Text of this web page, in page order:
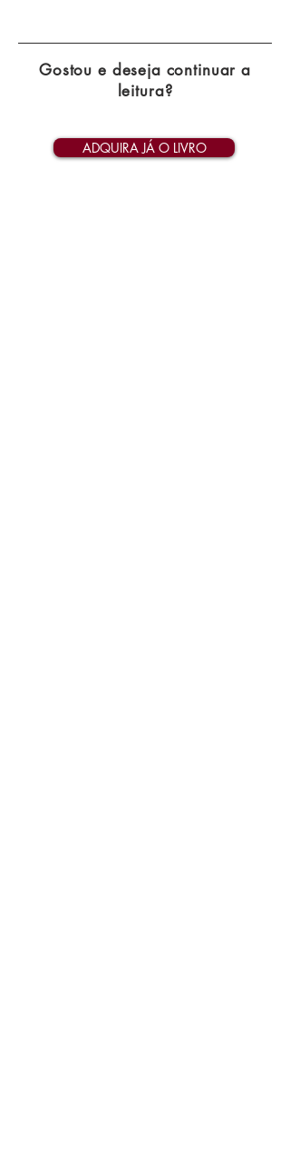
Gostou e deseja continuar a
leitura?
ADQUIRA JÁ O LIVRO